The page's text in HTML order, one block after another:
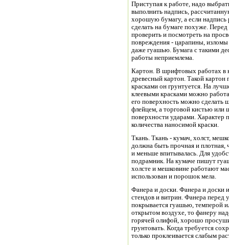
Приступая к работе, надо
выполнить надпись,
хорошую бумагу, а если надпись
сделать на бумаге похуже.
проверить и посмотреть на
повреждения - царапины, изломы
даже гуашью. Бумага с такими
работы неприемлема.
Картон. В шрифтовых работах в
древесный картон. Такой
красками он грунтуется. На
клеевыми красками можно
его поверхность можно сделать
флейцем, а торговой кистью или
поверхности ударами. Характер
количества наносимой краски.
Ткань. Ткань - кумач, холст,
должна быть прочная и плотная,
и меньше впитывалась. Для
подрамник. На кумаче пишут
холсте и мешковине работают
использован и порошок мела.
Фанера и доски. Фанера и доски
стендов и витрин. Фанера перед
покрывается гуашью, темперой
открытом воздухе, то фанеру
горячей олифой, хорошо
грунтовать. Когда требуется
только проклеивается слабым